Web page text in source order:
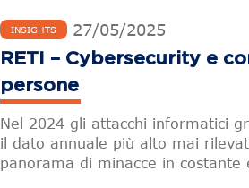
INSIGHTS 27/05/2025
RETI – Cybersecurity e
persone
Nel 2024 gli attacchi informatici
il dato annuale più alto mai
panorama di minacce in costante